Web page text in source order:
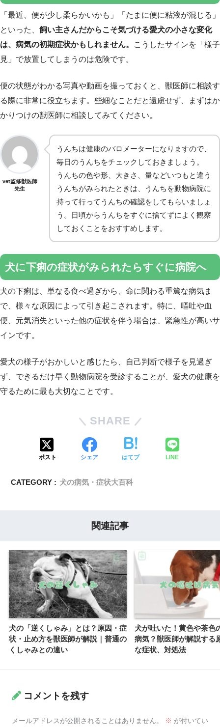
「最近、便が少し柔らかいかも」「たまに便に粘液が混じる」
といった、 飼い主さんだからこそ気づける愛犬の小さな変化
は、病気の初期症状かもしれません。
こうしたサインを「様子
見」で放置してしまうのは危険です。
便の状態がわかる写真や動画を撮っておくと、獣医師に相談す
る際に非常に役立ちます。些細なことだと遠慮せず、まずはか
かりつけの獣医師に相談してみてください。
vet監修獣医師
先生
うんちは健康のバロメーターになりますので、
毎日のうんちをチェックしておきましょう。
うんちの色や形、大きさ、量などいつもと違う
うんちがみられたときは、うんちを動物病院に
持って行ってうんちの確認をしてもらいましょ
う。日頃からうんちをすぐに捨てずによく観察
しておくことをおすすめします。
犬に下痢の症状がみられたらすぐに病院へ
犬の下痢は、単なる食べ過ぎから、命に関わる重篤な病気ま
で、様々な原因によって引き起こされます。特に、嘔吐や血
便、元気消失といった他の症状を伴う場合は、緊急性が高いサ
インです。
愛犬の様子がおかしいと感じたら、自己判断で様子を見過ぎ
ず、できるだけ早く動物病院を受診することが、愛犬の健康を
守るために最も大切なことです。
SHARE
ポスト シェア はてブ LINE
CATEGORY : 犬の病気・症状大百科
関連記事
犬の「逆くしゃみ」とは？原因・症
状・止め方を獣医師が解説｜普通の
くしゃみとの違い
犬が吐いた！黄色や茶色
病気？獣医師が解説する
な症状、対処法
コメントを残す
メールアドレスが公開されることはありません。 ※ が付いてい